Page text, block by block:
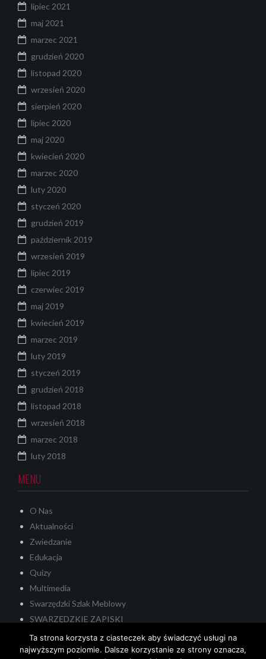
lipiec 2021
maj 2021
marzec 2021
grudzień 2020
listopad 2020
wrzesień 2020
sierpień 2020
lipiec 2020
maj 2020
kwiecień 2020
marzec 2020
luty 2020
styczeń 2020
grudzień 2019
październik 2019
wrzesień 2019
lipiec 2019
czerwiec 2019
maj 2019
kwiecień 2019
marzec 2019
luty 2019
styczeń 2019
grudzień 2018
listopad 2018
wrzesień 2018
marzec 2018
luty 2018
MENU
O Nas
Aktualności
Zwiedzanie
Edukacja
Quizy
Multimedia
Swarzędzki Szlak Meblowy
SWARZĘDZKIE ZAPISKI
Quest
KONTAKT
Ta strona korzysta z ciasteczek aby świadczyć usługi na
najwyższym poziomie. Dalsze korzystanie ze strony oznacza,